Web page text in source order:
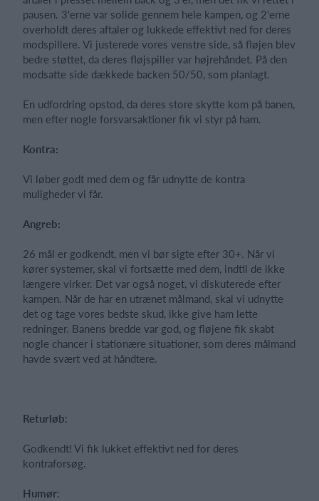
pausen. 3'erne var solide gennem hele kampen, og 2'erne
overholdt deres aftaler og lukkede effektivt ned for deres
modspillere. Vi justerede vores venstre side, så fløjen blev
bedre støttet, da deres fløjspiller var højrehåndet. På den
modsatte side dækkede backen 50/50, som planlagt.
En udfordring opstod, da deres store skytte kom på banen,
men efter nogle forsvarsaktioner fik vi styr på ham.
Kontra:
Vi løber godt med dem og får udnytte de kontra
muligheder vi får.
Angreb:
26 mål er godkendt, men vi bør sigte efter 30+. Når vi
kører systemer, skal vi fortsætte med dem, indtil de ikke
længere virker. Det var også noget, vi diskuterede efter
kampen. Når de har en utrænet målmand, skal vi udnytte
det og tage vores bedste skud, ikke give ham lette
redninger. Banens bredde var god, og fløjene fik skabt
nogle chancer i stationære situationer, som deres målmand
havde svært ved at håndtere.
Returløb:
Godkendt! Vi fik lukket effektivt ned for deres
kontraforsøg.
Humør: